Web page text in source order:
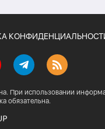
При использовании
обязательна.